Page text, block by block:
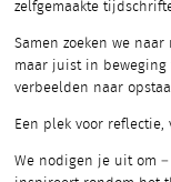
zelfgemaakte
Samen zoeken we
maar juist in beweging
verbeelden naar
Een plek voor
We nodigen je uit om